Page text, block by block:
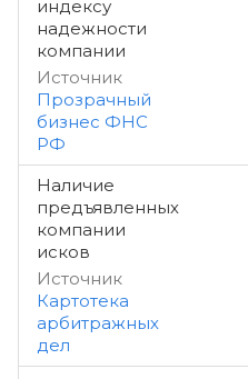
индексу
надежности
компании
Источник
Прозрачный
бизнес ФНС
РФ
Наличие
предъявленных
компании
исков
Источник
Картотека
арбитражных
дел